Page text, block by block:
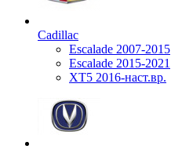
Cadillac
Escalade 2007-2015
Escalade 2015-2021
XT5 2016-наст.вр.